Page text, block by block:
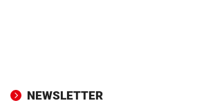
NEWSLETTER